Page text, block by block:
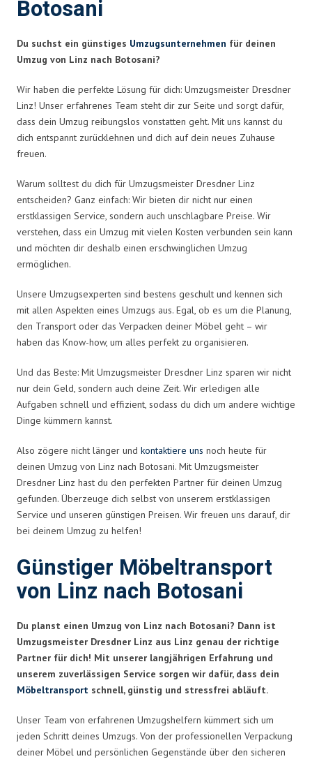
Botosani
Du suchst ein günstiges Umzugsunternehmen für deinen
Umzug von Linz nach Botosani?
Wir haben die perfekte Lösung für dich: Umzugsmeister Dresdner
Linz! Unser erfahrenes Team steht dir zur Seite und sorgt dafür,
dass dein Umzug reibungslos vonstatten geht. Mit uns kannst du
dich entspannt zurücklehnen und dich auf dein neues Zuhause
freuen.
Warum solltest du dich für Umzugsmeister Dresdner Linz
entscheiden? Ganz einfach: Wir bieten dir nicht nur einen
erstklassigen Service, sondern auch unschlagbare Preise. Wir
verstehen, dass ein Umzug mit vielen Kosten verbunden sein kann
und möchten dir deshalb einen erschwinglichen Umzug
ermöglichen.
Unsere Umzugsexperten sind bestens geschult und kennen sich
mit allen Aspekten eines Umzugs aus. Egal, ob es um die Planung,
den Transport oder das Verpacken deiner Möbel geht – wir
haben das Know-how, um alles perfekt zu organisieren.
Und das Beste: Mit Umzugsmeister Dresdner Linz sparen wir nicht
nur dein Geld, sondern auch deine Zeit. Wir erledigen alle
Aufgaben schnell und effizient, sodass du dich um andere wichtige
Dinge kümmern kannst.
Also zögere nicht länger und kontaktiere uns noch heute für
deinen Umzug von Linz nach Botosani. Mit Umzugsmeister
Dresdner Linz hast du den perfekten Partner für deinen Umzug
gefunden. Überzeuge dich selbst von unserem erstklassigen
Service und unseren günstigen Preisen. Wir freuen uns darauf, dir
bei deinem Umzug zu helfen!
Günstiger Möbeltransport
von Linz nach Botosani
Du planst einen Umzug von Linz nach Botosani? Dann ist
Umzugsmeister Dresdner Linz aus Linz genau der richtige
Partner für dich! Mit unserer langjährigen Erfahrung und
unserem zuverlässigen Service sorgen wir dafür, dass dein
Möbeltransport schnell, günstig und stressfrei abläuft.
Unser Team von erfahrenen Umzugshelfern kümmert sich um
jeden Schritt deines Umzugs. Von der professionellen Verpackung
deiner Möbel und persönlichen Gegenstände über den sicheren